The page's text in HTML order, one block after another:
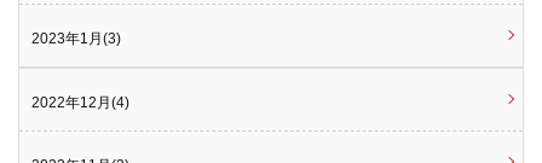
2023年1月(3)
2022年12月(4)